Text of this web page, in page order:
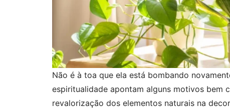
Não é à toa que ela está bombando
espiritualidade apontam alguns motivos bem
revalorização dos elementos naturais na